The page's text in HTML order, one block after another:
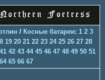
/ Косные батареи: 1 2 3
19 20 21 22 23 24 25 26 27 28
41 42 43 44 45 46 47 48 49 50 51
64 65 66 67